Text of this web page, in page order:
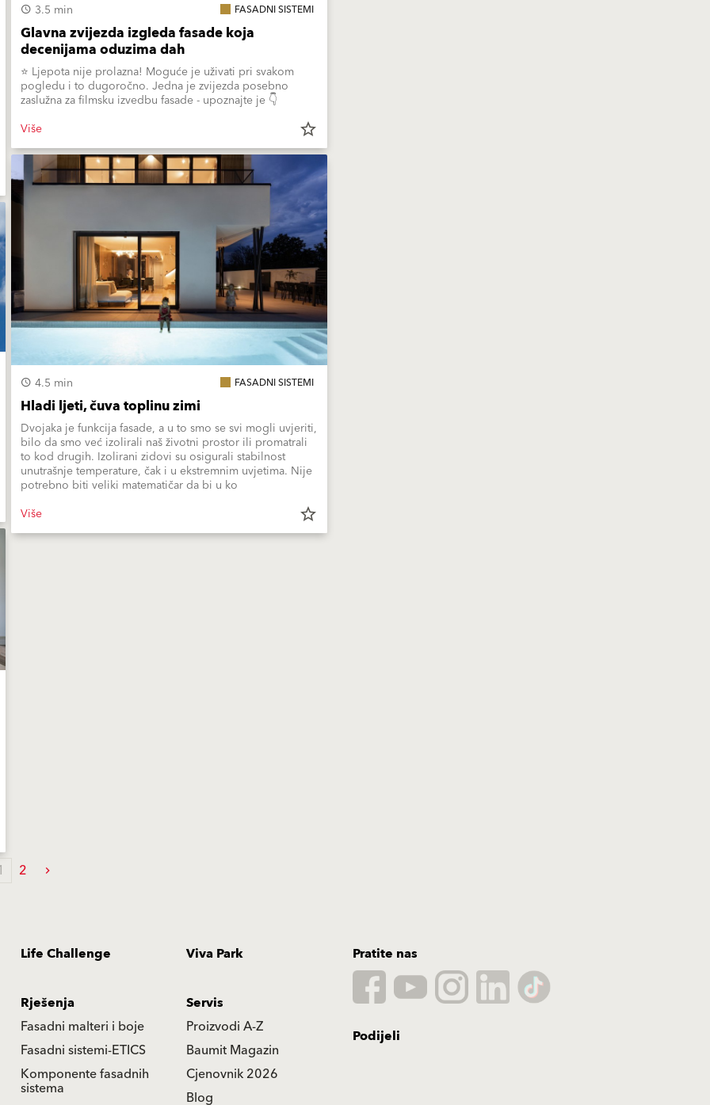
3.5 min FASADNI SISTEMI
Glavna zvijezda izgleda fasade koja
decenijama oduzima dah
⭐ Ljepota nije prolazna! Moguće je uživati pri svakom
pogledu i to dugoročno. Jedna je zvijezda posebno
zaslužna za filmsku izvedbu fasade - upoznajte je 👇
Više
star_border
4.5 min FASADNI SISTEMI
Hladi ljeti, čuva toplinu zimi
Dvojaka je funkcija fasade, a u to smo se svi mogli uvjeriti,
bilo da smo već izolirali naš životni prostor ili promatrali
to kod drugih. Izolirani zidovi su osigurali stabilnost
unutrašnje temperature, čak i u ekstremnim uvjetima. Nije
potrebno biti veliki matematičar da bi u ko
Više
star_border
2
Life Challenge Viva Park
Rješenja
Fasadni malteri i boje
Fasadni sistemi-ETICS
Komponente fasadnih
sistema
Servis
Proizvodi A-Z
Baumit Magazin
Cjenovnik 2026
Blog
Pratite nas
Podijeli